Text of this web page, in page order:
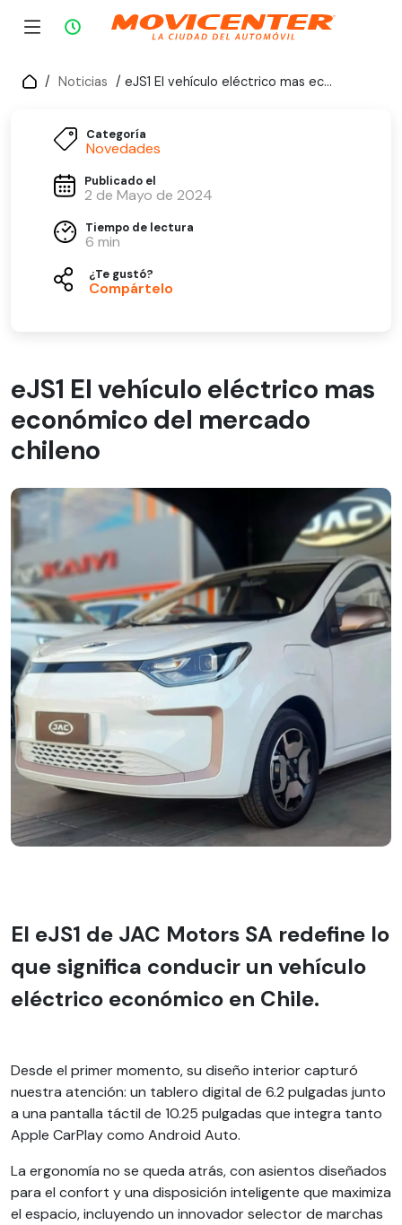
/ Noticias / eJS1 El vehículo eléctrico mas económico del mercado chileno
Categoría
Novedades
Publicado el
2 de Mayo de 2024
Tiempo de lectura
6 min
¿Te gustó?
Compártelo
eJS1 El vehículo eléctrico mas
económico del mercado
chileno
El eJS1 de JAC Motors SA redefine lo
que significa conducir un vehículo
eléctrico económico en Chile.
Desde el primer momento, su diseño interior capturó
nuestra atención: un tablero digital de 6.2 pulgadas junto
a una pantalla táctil de 10.25 pulgadas que integra tanto
Apple CarPlay como Android Auto.
La ergonomía no se queda atrás, con asientos diseñados
para el confort y una disposición inteligente que maximiza
el espacio, incluyendo un innovador selector de marchas